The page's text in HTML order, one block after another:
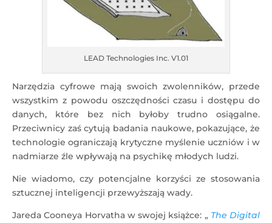
LEAD Technologies Inc. V1.01
Narzędzia cyfrowe mają swoich zwolenników, przede
wszystkim z powodu oszczędności czasu i dostępu do
danych, które bez nich byłoby trudno osiągalne.
Przeciwnicy zaś cytują badania naukowe, pokazujące, że
technologie ograniczają krytyczne myślenie uczniów i w
nadmiarze źle wpływają na psychikę młodych ludzi.
Nie wiadomo, czy potencjalne korzyści ze stosowania
sztucznej inteligencji przewyższają wady.
Jareda Cooneya Horvatha w swojej książce: „ The Digital